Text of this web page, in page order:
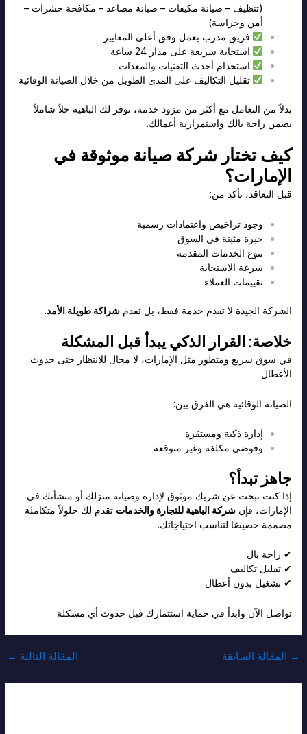
(تنظيف – صيانة مكيفات – صيانة مصاعد – مكافحة حشرات –
أمن وحراسة)
فريق مدرب يعمل وفق أعلى المعايير
استجابة سريعة على مدار 24 ساعة
استخدام أحدث التقنيات والمعدات
تقليل التكاليف على المدى الطويل من خلال الصيانة الوقائية
بدلاً من التعامل مع أكثر من مزود خدمة، توفر لك الباهية حلاً شاملاً
يضمن راحة بالك واستمرارية أعمالك.
كيف تختار شركة صيانة موثوقة في
الإمارات؟
قبل التعاقد، تأكد من:
وجود تراخيص واعتمادات رسمية
خبرة مثبتة في السوق
تنوع الخدمات المقدمة
سرعة الاستجابة
تقييمات العملاء
الشركة الجيدة لا تقدم خدمة فقط، بل تقدم شراكة طويلة الأمد.
خلاصة: القرار الذكي يبدأ قبل المشكلة
في سوق سريع ومتطور مثل الإمارات، لا مجال للانتظار حتى حدوث
الأعطال.
الصيانة الوقائية هي الفرق بين:
إدارة ذكية ومستقرة
وفوضى مكلفة وغير متوقعة
جاهز تبدأ؟
إذا كنت تبحث عن شريك موثوق لإدارة وصيانة منزلك أو منشأتك في
الإمارات، فإن شركة الباهية للتجارة والخدمات تقدم لك حلولاً متكاملة
مصممة خصيصًا لتناسب احتياجاتك.
✔ راحة بال
✔ تقليل تكاليف
✔ تشغيل بدون أعطال
تواصل الآن وابدأ في حماية استثمارك قبل حدوث أي مشكلة
→ المقالة السابقة المقالة التالية ←